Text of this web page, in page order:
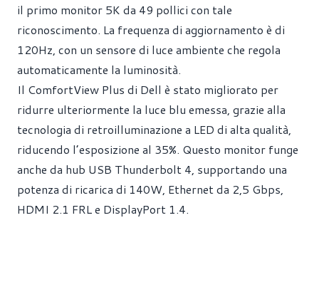
il primo monitor 5K da 49 pollici con tale
riconoscimento. La frequenza di aggiornamento è di
120Hz, con un sensore di luce ambiente che regola
automaticamente la luminosità.
Il ComfortView Plus di Dell è stato migliorato per
ridurre ulteriormente la luce blu emessa, grazie alla
tecnologia di retroilluminazione a LED di alta qualità,
riducendo l’esposizione al 35%. Questo monitor funge
anche da hub USB Thunderbolt 4, supportando una
potenza di ricarica di 140W, Ethernet da 2,5 Gbps,
HDMI 2.1 FRL e DisplayPort 1.4.